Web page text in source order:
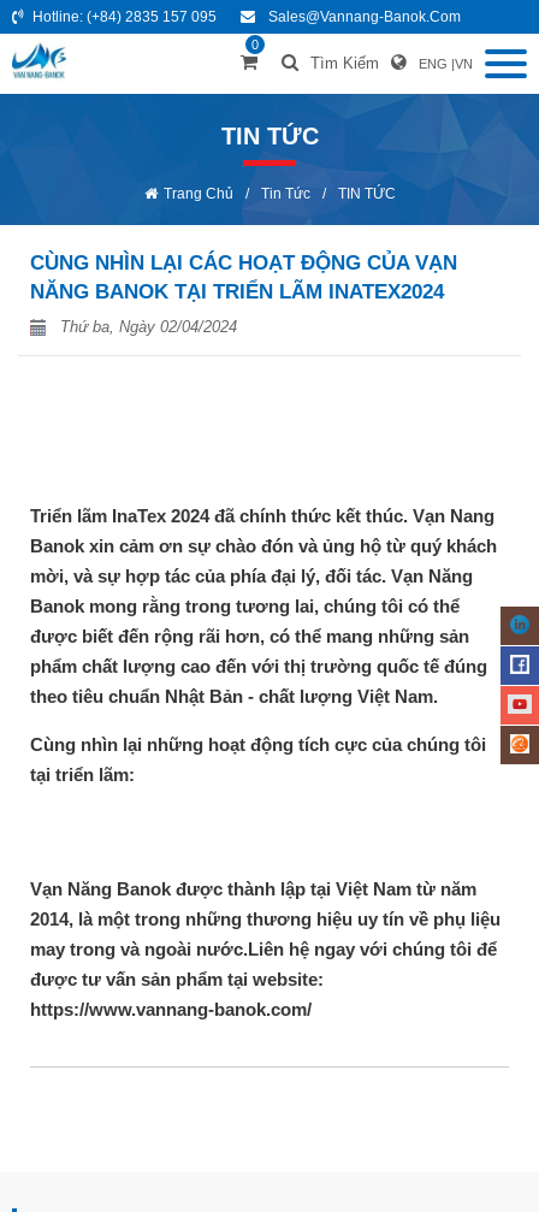
Hotline: (+84) 2835 157 095 Sales@vannang-Banok.com
0
Tìm Kiếm ENG |VN
TIN TỨC
Trang Chủ / Tin Tức / TIN TỨC
CÙNG NHÌN LẠI CÁC HOẠT ĐỘNG CỦA VẠN
NĂNG BANOK TẠI TRIỂN LÃM INATEX2024
Thứ ba, Ngày 02/04/2024
Triển lãm InaTex 2024 đã chính thức kết thúc. Vạn Nang
Banok xin cảm ơn sự chào đón và ủng hộ từ quý khách
mời, và sự hợp tác của phía đại lý, đối tác. Vạn Năng
Banok mong rằng trong tương lai, chúng tôi có thể
được biết đến rộng rãi hơn, có thể mang những sản
phẩm chất lượng cao đến với thị trường quốc tế đúng
theo tiêu chuẩn Nhật Bản - chất lượng Việt Nam.
Cùng nhìn lại những hoạt động tích cực của chúng tôi
tại triển lãm:
Vạn Năng Banok được thành lập tại Việt Nam từ năm
2014, là một trong những thương hiệu uy tín về phụ liệu
may trong và ngoài nước.Liên hệ ngay với chúng tôi để
được tư vấn sản phẩm tại website:
https://www.vannang-banok.com/